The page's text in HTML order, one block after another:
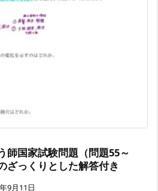
師国家試験問題（問題55～
ざっくりとした解答付き
9月11日